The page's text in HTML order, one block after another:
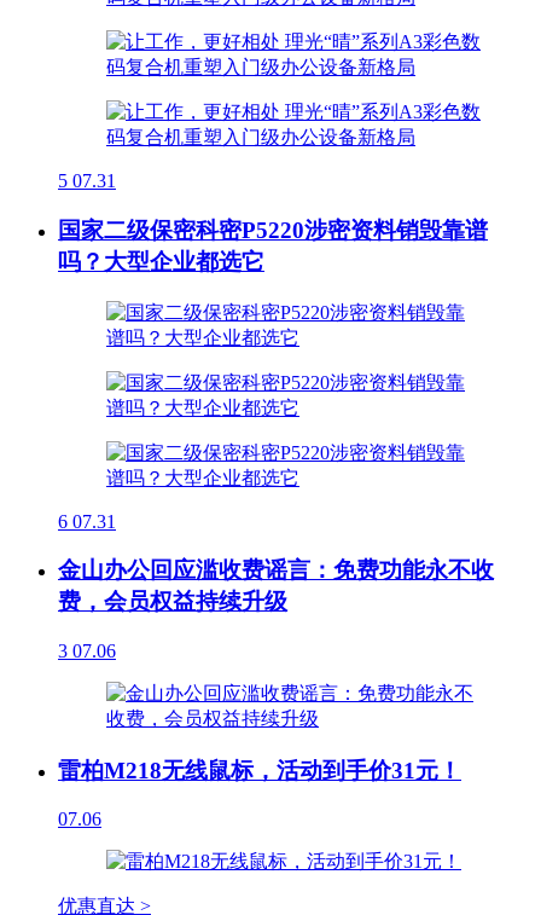
5 07.31
国家二级保密科密P5220涉密资料销毁靠谱
吗？大型企业都选它
6 07.31
金山办公回应滥收费谣言：免费功能永不收
费，会员权益持续升级
3 07.06
雷柏M218无线鼠标，活动到手价31元！
07.06
优惠直达 >